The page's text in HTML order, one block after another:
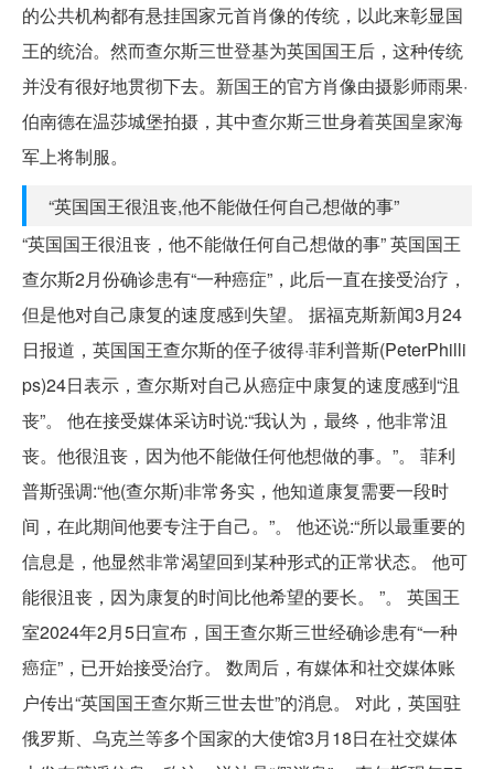
的公共机构都有悬挂国家元首肖像的传统，以此来彰显国
王的统治。然而查尔斯三世登基为英国国王后，这种传统
并没有很好地贯彻下去。新国王的官方肖像由摄影师雨果·
伯南德在温莎城堡拍摄，其中查尔斯三世身着英国皇家海
军上将制服。
“英国国王很沮丧,他不能做任何自己想做的事”
“英国国王很沮丧，他不能做任何自己想做的事” 英国国王
查尔斯2月份确诊患有“一种癌症”，此后一直在接受治疗，
但是他对自己康复的速度感到失望。 据福克斯新闻3月24
日报道，英国国王查尔斯的侄子彼得·菲利普斯(PeterPhilli
ps)24日表示，查尔斯对自己从癌症中康复的速度感到“沮
丧”。 他在接受媒体采访时说:“我认为，最终，他非常沮
丧。他很沮丧，因为他不能做任何他想做的事。”。 菲利
普斯强调:“他(查尔斯)非常务实，他知道康复需要一段时
间，在此期间他要专注于自己。”。 他还说:“所以最重要的
信息是，他显然非常渴望回到某种形式的正常状态。 他可
能很沮丧，因为康复的时间比他希望的要长。 ”。 英国王
室2024年2月5日宣布，国王查尔斯三世经确诊患有“一种
癌症”，已开始接受治疗。 数周后，有媒体和社交媒体账
户传出“英国国王查尔斯三世去世”的消息。 对此，英国驻
俄罗斯、乌克兰等多个国家的大使馆3月18日在社交媒体